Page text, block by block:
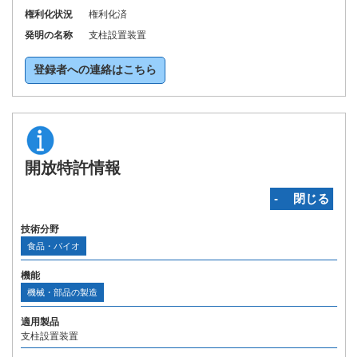
権利化状況
権利化済
発明の名称
支柱設置装置
登録者への連絡はこちら
開放特許情報
‐ 閉じる
技術分野
食品・バイオ
機能
機械・部品の製造
適用製品
支柱設置装置